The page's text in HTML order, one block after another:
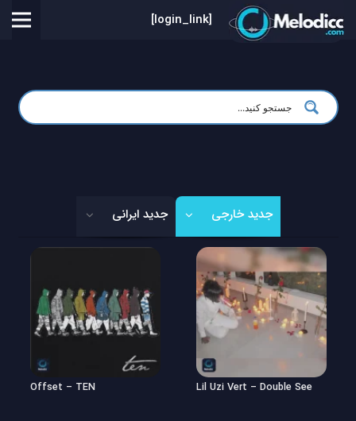
[login_link]
جدید خارجی جدید ایرانی
Lil Uzi Vert – Double See
Offset – TEN